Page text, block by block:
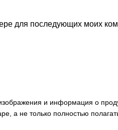
для последующих моих
и информация о
а не только полностью